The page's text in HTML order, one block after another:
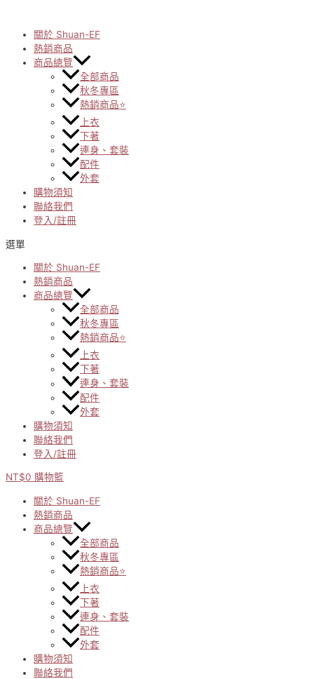
content關於 Shuan-EF
熱銷商品
商品總覽
全部商品
秋冬專區
熱銷商品⭐
上衣
下著
連身、套裝
配件
外套
購物須知
聯絡我們
登入/註冊
選單
關於 Shuan-EF
熱銷商品
商品總覽
全部商品
秋冬專區
熱銷商品⭐
上衣
下著
連身、套裝
配件
外套
購物須知
聯絡我們
登入/註冊
NT$0 購物籃
關於 Shuan-EF
熱銷商品
商品總覽
全部商品
秋冬專區
熱銷商品⭐
上衣
下著
連身、套裝
配件
外套
購物須知
聯絡我們